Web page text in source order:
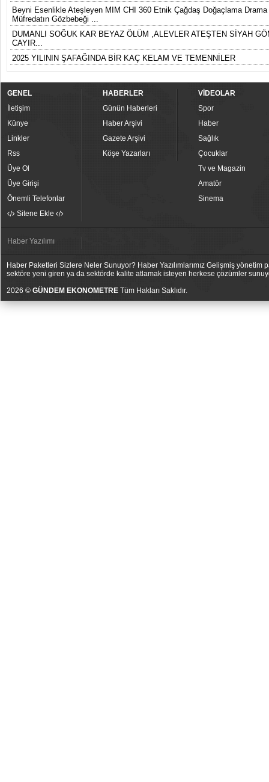
Beyni Esenlikle Ateşleyen MIM CHI 360 Etnik Çağdaş Doğaçlama
Müfredatın Gözbebeği ...
DUMANLI SOĞUK KAR BEYAZ ÖLÜM ,ALEVLER ATEŞTEN SİYAH
CAYIR...
2025 YILININ ŞAFAĞINDA BİR KAÇ KELAM VE TEMENNİLER
GENEL
İletişim
Künye
Linkler
Rss
Üye Ol
Üye Girişi
Önemli Telefonlar
Sitene Ekle
HABERLER
Günün Haberleri
Haber Arşivi
Gazete Arşivi
Köşe Yazarları
VİDEOLAR
Spor
Haber
Sağlık
Çocuklar
Tv ve Magazin
Amatör
Sinema
Haber Yazılımı
Haber Paketleri Sizlere Neler Sunuyor? Haber Yazılımlarımız Gelişmiş
sektöre yeni giren ya da sektörde kalite atlamak isteyen herkese çözümler
2026 © GÜNDEM EKONOMETRE Tüm Hakları Saklıdır.